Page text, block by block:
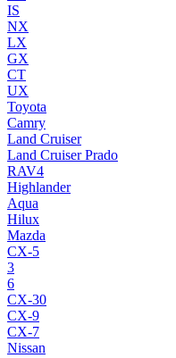
IS
NX
LX
GX
CT
UX
Toyota
Camry
Land Cruiser
Land Cruiser Prado
RAV4
Highlander
Aqua
Hilux
Mazda
CX-5
3
6
CX-30
CX-9
CX-7
Nissan